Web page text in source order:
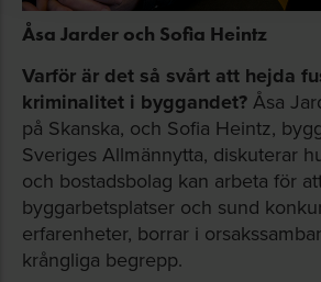
Åsa Jarder och Sofia Heintz
Varför är det så svårt att hejda
kriminalitet i byggandet? Åsa
på Skanska, och Sofia Heintz,
Sveriges Allmännytta, diskuterar
och bostadsbolag kan arbeta för
byggarbetsplatser och sund
erfarenheter, borrar i
krångliga begrepp.